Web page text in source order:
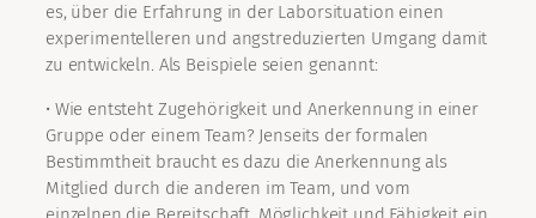
es, über die Erfahrung in der Laborsituation einen
experimentelleren und angstreduzierten Umgang damit
zu entwickeln. Als Beispiele seien genannt:
• Wie entsteht Zugehörigkeit und Anerkennung in einer
Gruppe oder einem Team? Jenseits der formalen
Bestimmtheit braucht es dazu die Anerkennung als
Mitglied durch die anderen im Team, und vom